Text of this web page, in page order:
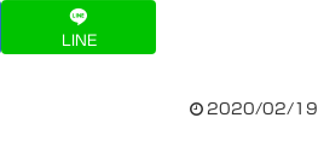
LINE
2020/02/19